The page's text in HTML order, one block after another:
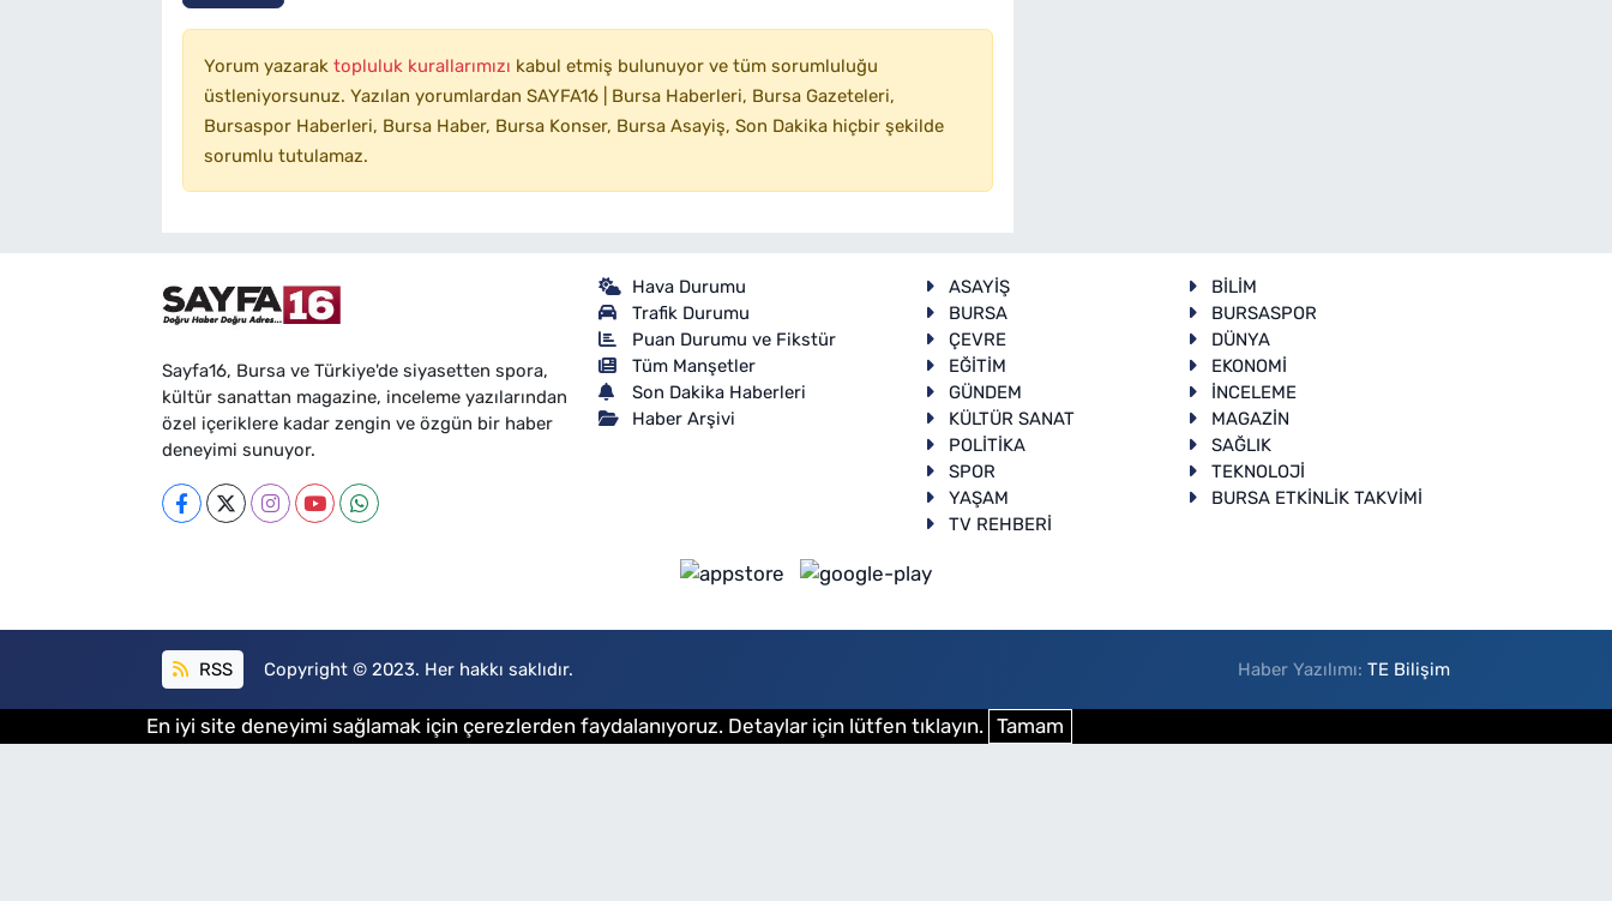
Yorum yazarak topluluk kurallarımızı kabul etmiş bulunuyor ve tüm sorumluluğu
üstleniyorsunuz. Yazılan yorumlardan SAYFA16 | Bursa Haberleri, Bursa Gazeteleri,
Bursaspor Haberleri, Bursa Haber, Bursa Konser, Bursa Asayiş, Son Dakika hiçbir şekilde
sorumlu tutulamaz.
Sayfa16, Bursa ve Türkiye'de siyasetten spora,
kültür sanattan magazine, inceleme yazılarından
özel içeriklere kadar zengin ve özgün bir haber
deneyimi sunuyor.
Hava Durumu
Trafik Durumu
Puan Durumu ve Fikstür
Tüm Manşetler
Son Dakika Haberleri
Haber Arşivi
ASAYİŞ
BİLİM
BURSA
BURSASPOR
ÇEVRE
DÜNYA
EĞİTİM
EKONOMİ
GÜNDEM
İNCELEME
KÜLTÜR SANAT
MAGAZİN
POLİTİKA
SAĞLIK
SPOR
TEKNOLOJİ
YAŞAM
BURSA ETKİNLİK TAKVİMİ
TV REHBERİ
RSS Copyright © 2023. Her hakkı saklıdır. Haber Yazılımı:TE Bilişim
En iyi site deneyimi sağlamak için çerezlerden faydalanıyoruz. Detaylar için lütfen tıklayın. Tamam